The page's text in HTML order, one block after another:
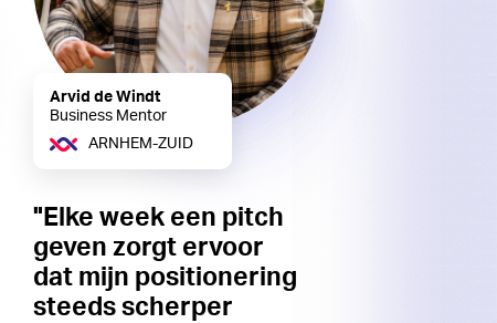
Arvid de Windt
Business Mentor
ARNHEM-ZUID
"Elke week een pitch
geven zorgt ervoor
dat mijn positionering
steeds scherper